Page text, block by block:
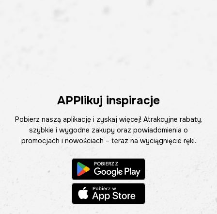
APPlikuj inspiracje
Pobierz naszą aplikację i zyskaj więcej! Atrakcyjne rabaty,
szybkie i wygodne zakupy oraz powiadomienia o
promocjach i nowościach – teraz na wyciągnięcie ręki.